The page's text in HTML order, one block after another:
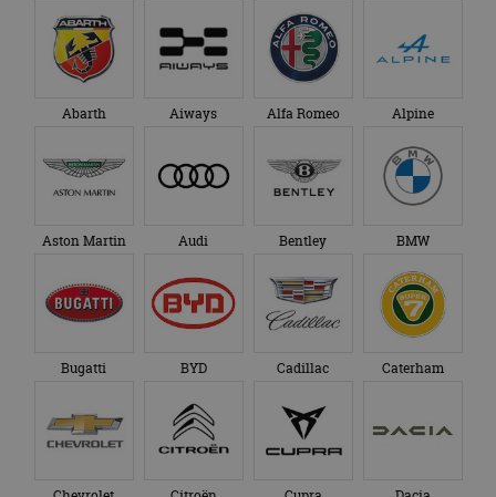
Abarth Aiways Alfa Romeo Alpine
Aston Martin Audi Bentley BMW
Bugatti BYD Cadillac Caterham